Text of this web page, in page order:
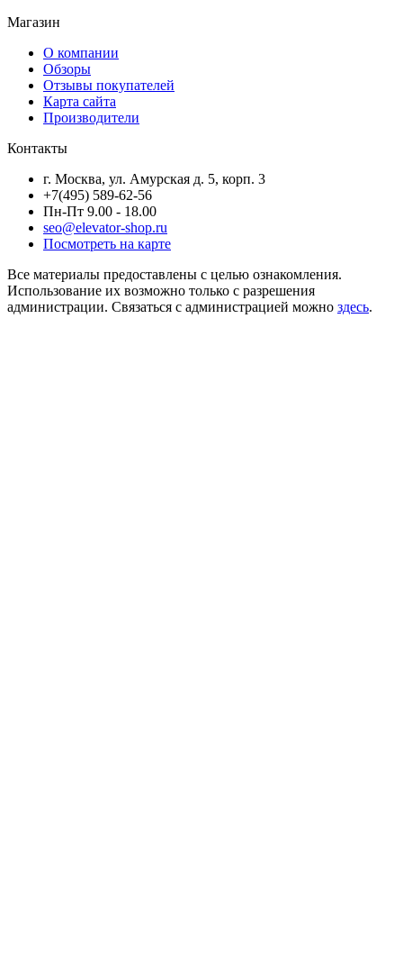
Магазин
О компании
Обзоры
Отзывы покупателей
Карта сайта
Производители
Контакты
г. Москва, ул. Амурская д. 5, корп. 3
+7(495) 589-62-56
Пн-Пт 9.00 - 18.00
seo@elevator-shop.ru
Посмотреть на карте
Все материалы предоставлены с целью ознакомления.
Использование их возможно только с разрешения
администрации. Связаться с администрацией можно здесь.